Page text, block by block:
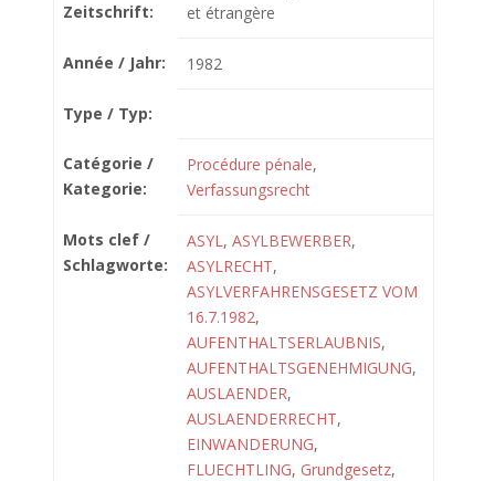
Zeitschrift:
et étrangère
Année / Jahr: 1982
Type / Typ:
Catégorie /
Kategorie:
Procédure pénale,
Verfassungsrecht
Mots clef /
Schlagworte:
ASYL, ASYLBEWERBER,
ASYLRECHT,
ASYLVERFAHRENSGESETZ VOM
16.7.1982,
AUFENTHALTSERLAUBNIS,
AUFENTHALTSGENEHMIGUNG,
AUSLAENDER,
AUSLAENDERRECHT,
EINWANDERUNG,
FLUECHTLING, Grundgesetz,